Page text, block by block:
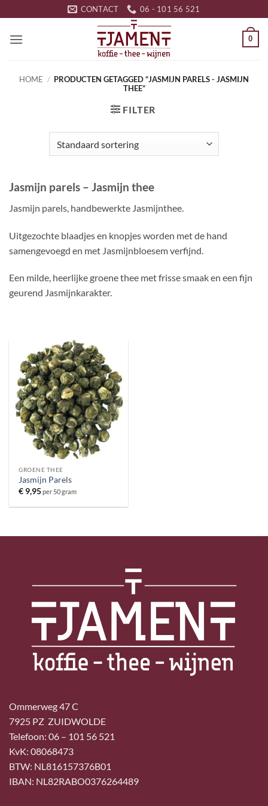
naar
inhoud
CONTACT 06 - 101 56 521
0
HOME / PRODUCTEN GETAGGED “JASMIJN PARELS - JASMIJN
THEE”
FILTER
Jasmijn parels – Jasmijn thee
Jasmijn parels, handbewerkte Jasmijnthee.
Uitgezochte blaadjes en knopjes worden met de hand
samengevoegd en met Jasmijnbloesem verfijnd.
Een milde, heerlijke groene thee met frisse smaak en een fijn
geurend Jasmijnkarakter.
GROENE THEE
Jasmijn Parels
€ 9,95per 50 gram
Ommerweg 47 C
7925 PZ ZUIDWOLDE
Telefoon: 06 – 101 56 521
KvK: 08068473
BTW: NL816157376B01
IBAN: NL82RABO0376264489